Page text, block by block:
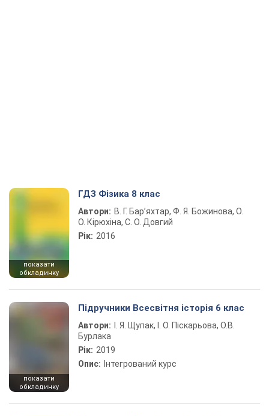
показати
обкладинку
ГДЗ Фізика 8 клас
Автори: В. Г. Бар’яхтар, Ф. Я. Божинова, О.
О. Кірюхіна, С. О. Довгий
Рік: 2016
показати
обкладинку
Підручники Всесвітня історія 6 клас
Автори:
І. Я. Щупак, І. О. Піскарьова, О.В.
Бурлака
Рік: 2019
Опис: Інтегрований курс